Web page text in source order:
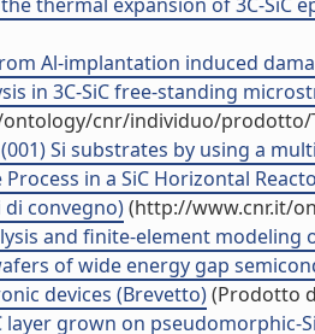
Al-implantation induced
in 3C-SiC free-standing
cnr/individuo/prodotto/
Si substrates by using a
in a SiC Horizontal
convegno)(http://www.cnr.it/
and finite-element modeling
of wide energy gap
devices (Brevetto)(Prodotto
layer grown on